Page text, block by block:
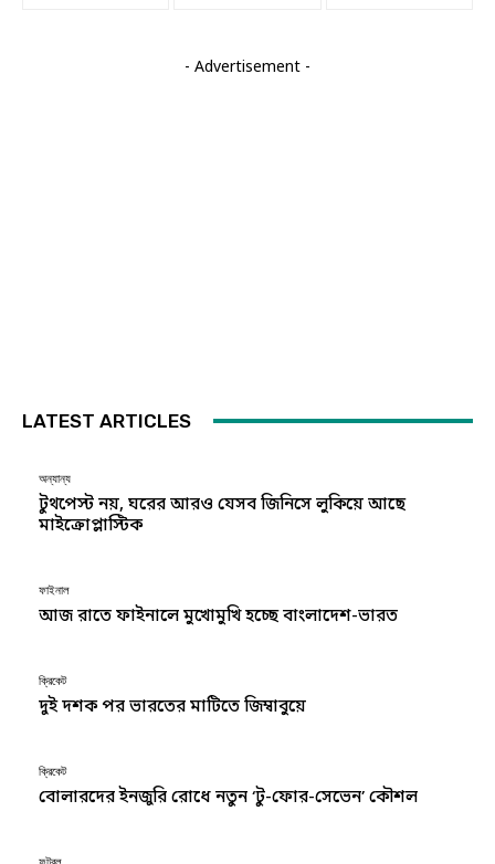
- Advertisement -
LATEST ARTICLES
অন্যান্য
টুথপেস্ট নয়, ঘরের আরও যেসব জিনিসে লুকিয়ে আছে
মাইক্রোপ্লাস্টিক
ফাইনাল
আজ রাতে ফাইনালে মুখোমুখি হচ্ছে বাংলাদেশ-ভারত
ক্রিকেট
দুই দশক পর ভারতের মাটিতে জিম্বাবুয়ে
ক্রিকেট
বোলারদের ইনজুরি রোধে নতুন ‘টু-ফোর-সেভেন’ কৌশল